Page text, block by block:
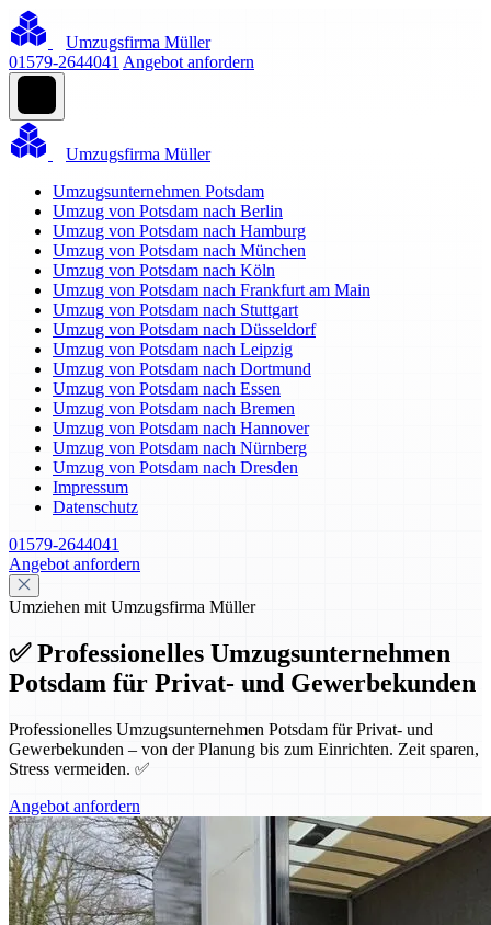
Umzugsfirma Müller
01579-2644041 Angebot anfordern
Umzugsfirma Müller
Umzugsunternehmen Potsdam
Umzug von Potsdam nach Berlin
Umzug von Potsdam nach Hamburg
Umzug von Potsdam nach München
Umzug von Potsdam nach Köln
Umzug von Potsdam nach Frankfurt am Main
Umzug von Potsdam nach Stuttgart
Umzug von Potsdam nach Düsseldorf
Umzug von Potsdam nach Leipzig
Umzug von Potsdam nach Dortmund
Umzug von Potsdam nach Essen
Umzug von Potsdam nach Bremen
Umzug von Potsdam nach Hannover
Umzug von Potsdam nach Nürnberg
Umzug von Potsdam nach Dresden
Impressum
Datenschutz
01579-2644041
Angebot anfordern
Umziehen mit Umzugsfirma Müller
✅ Professionelles Umzugsunternehmen
Potsdam für Privat- und Gewerbekunden
Professionelles Umzugsunternehmen Potsdam für Privat- und
Gewerbekunden – von der Planung bis zum Einrichten. Zeit sparen,
Stress vermeiden. ✅
Angebot anfordern